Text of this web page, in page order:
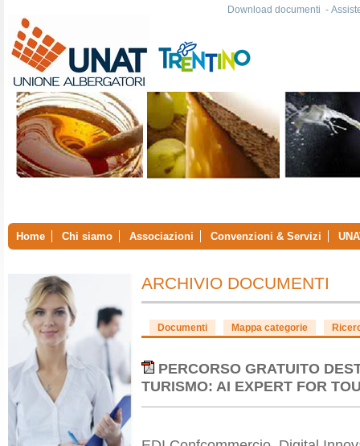
Download documenti -
Home Chi siamo Associazioni Convenzioni & Servizi
ARCHIVIO DOCUMENTI
Documenti Mappa categorie
PERCORSO GRATUITO
TURISMO: AI EXPERT FOR